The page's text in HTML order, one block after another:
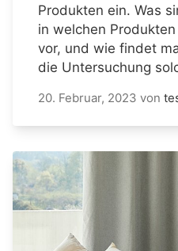
Produkten ein. Was
in welchen
vor, und wie findet
die Untersuchung
20. Februar, 2023 von